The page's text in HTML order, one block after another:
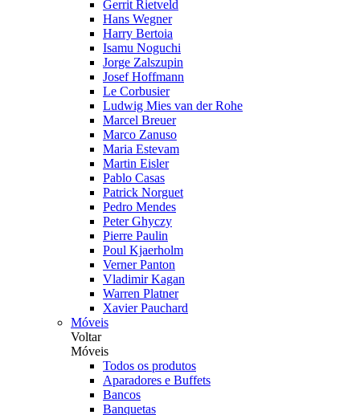
Gerrit Rietveld
Hans Wegner
Harry Bertoia
Isamu Noguchi
Jorge Zalszupin
Josef Hoffmann
Le Corbusier
Ludwig Mies van der Rohe
Marcel Breuer
Marco Zanuso
Maria Estevam
Martin Eisler
Pablo Casas
Patrick Norguet
Pedro Mendes
Peter Ghyczy
Pierre Paulin
Poul Kjaerholm
Verner Panton
Vladimir Kagan
Warren Platner
Xavier Pauchard
Móveis
Voltar
Móveis
Todos os produtos
Aparadores e Buffets
Bancos
Banquetas